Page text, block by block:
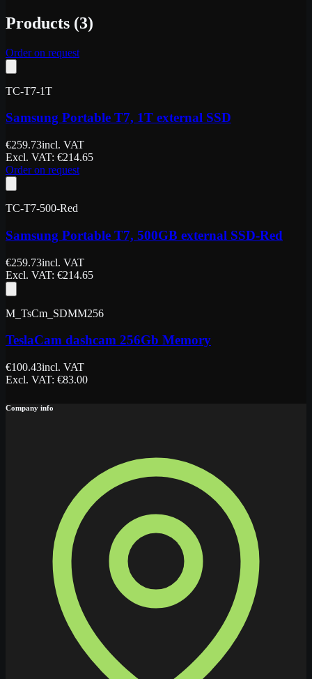
Products (3)
Order on request
TC-T7-1T
Samsung Portable T7, 1T external SSD
€259.73incl. VAT
Excl. VAT: €214.65
Order on request
TC-T7-500-Red
Samsung Portable T7, 500GB external SSD-Red
€259.73incl. VAT
Excl. VAT: €214.65
M_TsCm_SDMM256
TeslaCam dashcam 256Gb Memory
€100.43incl. VAT
Excl. VAT: €83.00
Company info